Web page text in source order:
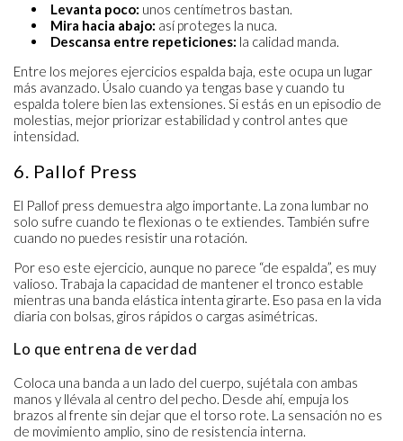
Levanta poco: unos centímetros bastan.
Mira hacia abajo: así proteges la nuca.
Descansa entre repeticiones: la calidad manda.
Entre los mejores ejercicios espalda baja, este ocupa un lugar
más avanzado. Úsalo cuando ya tengas base y cuando tu
espalda tolere bien las extensiones. Si estás en un episodio de
molestias, mejor priorizar estabilidad y control antes que
intensidad.
6. Pallof Press
El Pallof press demuestra algo importante. La zona lumbar no
solo sufre cuando te flexionas o te extiendes. También sufre
cuando no puedes resistir una rotación.
Por eso este ejercicio, aunque no parece “de espalda”, es muy
valioso. Trabaja la capacidad de mantener el tronco estable
mientras una banda elástica intenta girarte. Eso pasa en la vida
diaria con bolsas, giros rápidos o cargas asimétricas.
Lo que entrena de verdad
Coloca una banda a un lado del cuerpo, sujétala con ambas
manos y llévala al centro del pecho. Desde ahí, empuja los
brazos al frente sin dejar que el torso rote. La sensación no es
de movimiento amplio, sino de resistencia interna.